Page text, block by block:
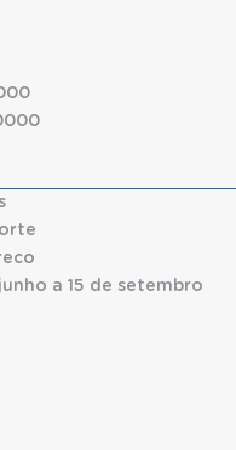
a 15 de setembro